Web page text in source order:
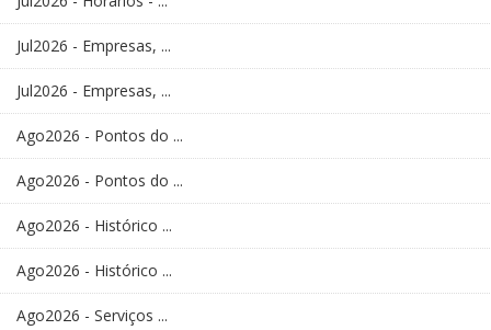
Jul2026 - Empresas, ...
Jul2026 - Empresas, ...
Ago2026 - Pontos do ...
Ago2026 - Pontos do ...
Ago2026 - Histórico ...
Ago2026 - Histórico ...
Ago2026 - Serviços ...